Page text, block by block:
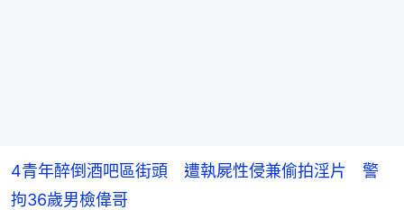
4青年醉倒酒吧區街頭 遭執屍性侵兼偷拍淫片 警
拘36歲男檢偉哥